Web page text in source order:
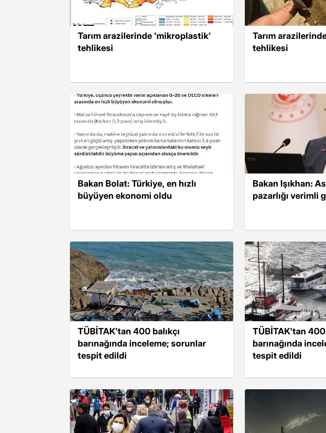
Tarım arazilerinde 'mikroplastik'
tehlikesi
Tarım
tehlikesi
Bakan Bolat: Türkiye, en hızlı
büyüyen ekonomi oldu
Bakan Işıkhan:
pazarlığı verimli
TÜBİTAK'tan 400 balıkçı
barınağında inceleme; sorunlar
tespit edildi
TÜBİTAK'tan 400
barınağında
tespit edildi